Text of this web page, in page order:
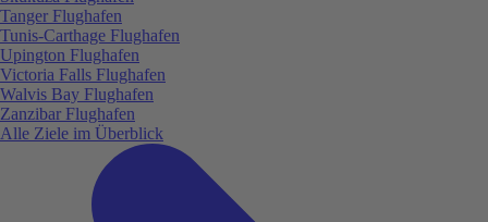
Tanger Flughafen
Tunis-Carthage Flughafen
Upington Flughafen
Victoria Falls Flughafen
Walvis Bay Flughafen
Zanzibar Flughafen
Alle Ziele im Überblick